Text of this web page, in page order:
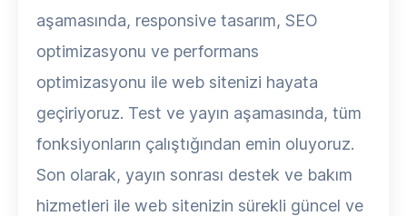
aşamasında, responsive tasarım, SEO
optimizasyonu ve performans
optimizasyonu ile web sitenizi hayata
geçiriyoruz. Test ve yayın aşamasında, tüm
fonksiyonların çalıştığından emin oluyoruz.
Son olarak, yayın sonrası destek ve bakım
hizmetleri ile web sitenizin sürekli güncel ve